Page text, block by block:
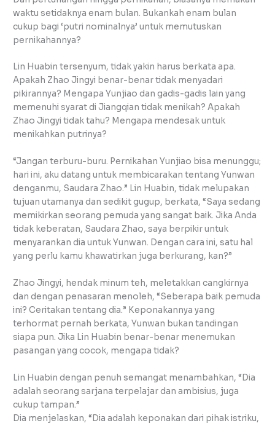
waktu setidaknya enam bulan. Bukankah enam bulan
cukup bagi ‘putri nominalnya’ untuk memutuskan
pernikahannya?
Lin Huabin tersenyum, tidak yakin harus berkata apa.
Apakah Zhao Jingyi benar-benar tidak menyadari
pikirannya? Mengapa Yunjiao dan gadis-gadis lain yang
memenuhi syarat di Jiangqian tidak menikah? Apakah
Zhao Jingyi tidak tahu? Mengapa mendesak untuk
menikahkan putrinya?
“Jangan terburu-buru. Pernikahan Yunjiao bisa menunggu;
hari ini, aku datang untuk membicarakan tentang Yunwan
denganmu, Saudara Zhao.” Lin Huabin, tidak melupakan
tujuan utamanya dan sedikit gugup, berkata, “Saya sedang
memikirkan seorang pemuda yang sangat baik. Jika Anda
tidak keberatan, Saudara Zhao, saya berpikir untuk
menyarankan dia untuk Yunwan. Dengan cara ini, satu hal
yang perlu kamu khawatirkan juga berkurang, kan?”
Zhao Jingyi, hendak minum teh, meletakkan cangkirnya
dan dengan penasaran menoleh, “Seberapa baik pemuda
ini? Ceritakan tentang dia.” Keponakannya yang
terhormat pernah berkata, Yunwan bukan tandingan
siapa pun. Jika Lin Huabin benar-benar menemukan
pasangan yang cocok, mengapa tidak?
Lin Huabin dengan penuh semangat menambahkan, “Dia
adalah seorang sarjana terpelajar dan ambisius, juga
cukup tampan.”
Dia menjelaskan, “Dia adalah keponakan dari pihak istriku,